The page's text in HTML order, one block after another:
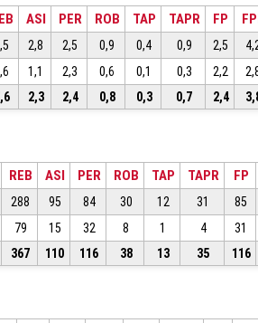
ASI PER ROB TAP TAPR FP
2,8 2,5 0,9 0,4 0,9 2,5
1,1 2,3 0,6 0,1 0,3 2,2
2,3 2,4 0,8 0,3 0,7 2,4
REB ASI PER ROB TAP TAPR FP
288 95 84 30 12 31 85
79 15 32 8 1 4 31
367 110 116 38 13 35 116